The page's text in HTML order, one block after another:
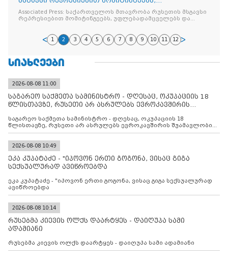
უფლებადამცველებს და მედიას თავს ესხმის
Associated Press: საქართველოს მთავრობა რუსეთის მსგავსი
რეპრესიებით მომიტინგეებს, უფლებადამცველებს და
1 2 3 4 5 6 7 8 9 10 11 12
ᲡᲘᲐᲮᲚᲔᲔᲑᲘ
2026-08-08 11:00
საგარეო საქმეთა სამინისტრო - დღესაც, ოკუპაციის 18
წლისთავზე, რუსეთი არ ასრულებს ევროკავშირის
საგარეო საქმეთა სამინისტრო - დღესაც, ოკუპაციის 18
წლისთავზე, რუსეთი არ ასრულებს ევროკავშირის შუამავლობით
დადებულ 2008 წლის 12 აგვისტოს ცეცხლის შეწყვეტის
კონტროლს ოკუპირებულ რეგიონებში, აგრძელებს მათი
მილიტარიზაციის პროცესს და აქტიურად დგამს ნაბიჯებს მათი
ფაქტობრივი ანექსიისკენ
2026-08-08 10:49
ეკა კუპატაძე - "იპოვონ ერთი გოგონა, ვისაც გიგა
სექსუალურად ავიწროებდა
ეკა კუპატაძე - "იპოვონ ერთი გოგონა, ვისაც გიგა სექსუალურად
ავიწროებდა
2026-08-08 10:14
რუსებმა კიევის ოლქს დაარტყეს - დაიღუპა სამი
ადამიანი
რუსებმა კიევის ოლქს დაარტყეს - დაიღუპა სამი ადამიანი